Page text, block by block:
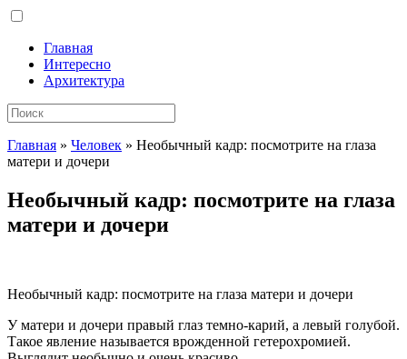
Главная
Интересно
Архитектура
Главная » Человек » Необычный кадр: посмотрите на глаза
матери и дочери
Необычный кадр: посмотрите на глаза
матери и дочери
Необычный кадр: посмотрите на глаза матери и дочери
У матери и дочери правый глаз темно-карий, а левый голубой.
Такое явление называется врожденной гетерохромией.